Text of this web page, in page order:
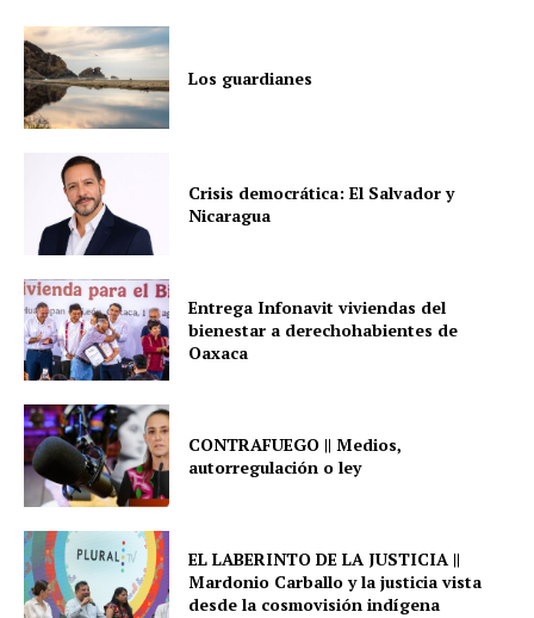
Los guardianes
Crisis democrática: El Salvador y
Nicaragua
Entrega Infonavit viviendas del
bienestar a derechohabientes de
Oaxaca
CONTRAFUEGO || Medios,
autorregulación o ley
EL LABERINTO DE LA JUSTICIA ||
Mardonio Carballo y la justicia vista
desde la cosmovisión indígena